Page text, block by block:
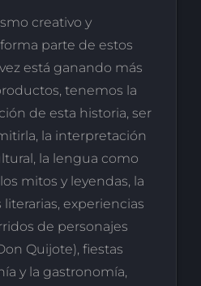
creativo y
parte de estos
está ganando más
tenemos la
de esta historia, ser
la interpretación
la lengua como
mitos y leyendas, la
literarias, experiencias
de personajes
Quijote), fiestas
y la gastronomía,